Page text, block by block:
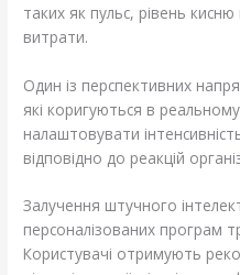
таких як пульс, рівень
витрати.
Один із перспективних
які коригуються в
налаштовувати
відповідно до реакцій
Залучення штучного
персоналізованих програм
Користувачі отримують